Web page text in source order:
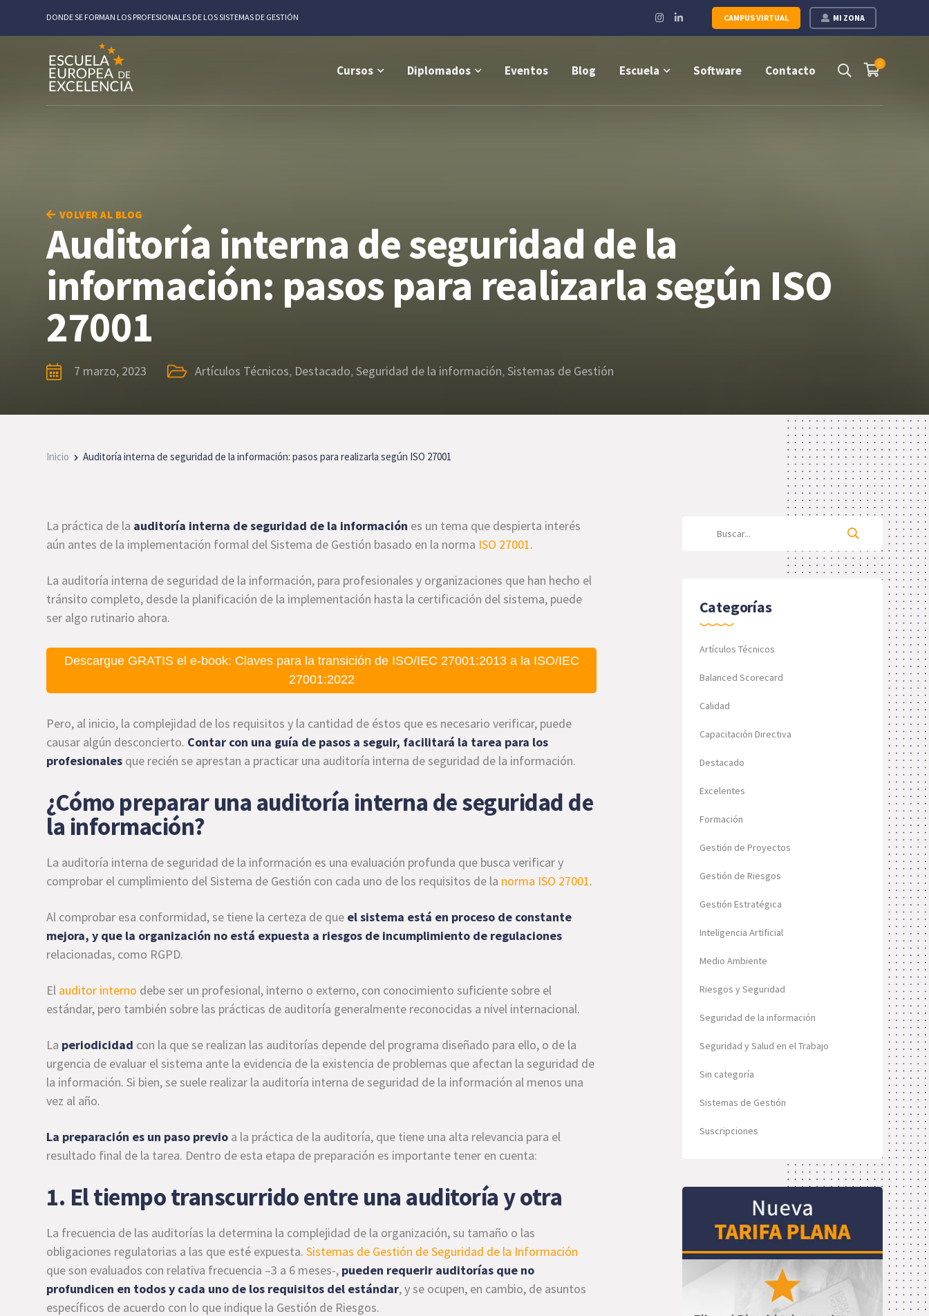
MI ZONA
CAMPUS VIRTUAL
DONDE SE FORMAN LOS PROFESIONALES DE LOS SISTEMAS DE GESTIÓN
Instagram
Profile
LinkedIn
Profile
0
Cursos Diplomados Eventos Blog Escuela Software Contacto
VOLVER AL BLOG
Auditoría interna de seguridad de la
información: pasos para realizarla según ISO
27001
7 marzo, 2023 Artículos Técnicos, Destacado,Seguridad de la información,Sistemas de Gestión
Inicio Auditoría interna de seguridad de la información: pasos para realizarla según ISO 27001
La práctica de la auditoría interna de seguridad de la información es un tema que despierta interés
aún antes de la implementación formal del Sistema de Gestión basado en la norma ISO 27001.
La auditoría interna de seguridad de la información, para profesionales y organizaciones que han hecho el
tránsito completo, desde la planificación de la implementación hasta la certificación del sistema, puede
ser algo rutinario ahora.
Descargue GRATIS el e-book: Claves para la transición de ISO/IEC 27001:2013 a la ISO/IEC
27001:2022
Pero, al inicio, la complejidad de los requisitos y la cantidad de éstos que es necesario verificar, puede
causar algún desconcierto. Contar con una guía de pasos a seguir, facilitará la tarea para los
profesionales que recién se aprestan a practicar una auditoría interna de seguridad de la información.
¿Cómo preparar una auditoría interna de seguridad de
la información?
La auditoría interna de seguridad de la información es una evaluación profunda que busca verificar y
comprobar el cumplimiento del Sistema de Gestión con cada uno de los requisitos de la norma ISO 27001.
Al comprobar esa conformidad, se tiene la certeza de que el sistema está en proceso de constante
mejora, y que la organización no está expuesta a riesgos de incumplimiento de regulaciones
relacionadas, como RGPD.
El auditor interno debe ser un profesional, interno o externo, con conocimiento suficiente sobre el
estándar, pero también sobre las prácticas de auditoría generalmente reconocidas a nivel internacional.
La periodicidad con la que se realizan las auditorías depende del programa diseñado para ello, o de la
urgencia de evaluar el sistema ante la evidencia de la existencia de problemas que afectan la seguridad de
la información. Si bien, se suele realizar la auditoría interna de seguridad de la información al menos una
vez al año.
La preparación es un paso previo a la práctica de la auditoría, que tiene una alta relevancia para el
resultado final de la tarea. Dentro de esta etapa de preparación es importante tener en cuenta:
1. El tiempo transcurrido entre una auditoría y otra
La frecuencia de las auditorías la determina la complejidad de la organización, su tamaño o las
obligaciones regulatorias a las que esté expuesta.Sistemas de Gestión de Seguridad de la Información
que son evaluados con relativa frecuencia –3 a 6 meses-, pueden requerir auditorías que no
profundicen en todos y cada uno de los requisitos del estándar, y se ocupen, en cambio, de asuntos
específicos de acuerdo con lo que indique la Gestión de Riesgos.
Categorías
Artículos Técnicos
Balanced Scorecard
Calidad
Capacitación Directiva
Destacado
Excelentes
Formación
Gestión de Proyectos
Gestión de Riesgos
Gestión Estratégica
Inteligencia Artificial
Medio Ambiente
Riesgos y Seguridad
Seguridad de la información
Seguridad y Salud en el Trabajo
Sin categoría
Sistemas de Gestión
Suscripciones